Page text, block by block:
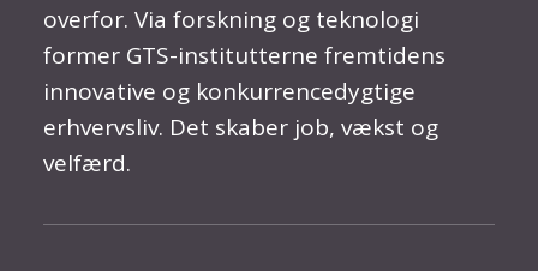
overfor. Via forskning og teknologi
former GTS-institutterne fremtidens
innovative og konkurrencedygtige
erhvervsliv. Det skaber job, vækst og
velfærd.